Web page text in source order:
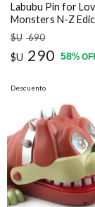
Labubu Pin for
Monsters N-Z
Coleccionista
$U 690
$U 290 58%
Descuento